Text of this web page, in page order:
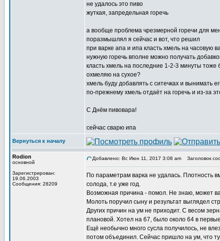
не удалось это пиво
жуткая, запредельная горечь
а вообще проблема чрезмерной горечи для
поразмышлял я сейчас и вот, что решил
при варке апа и ипа класть хмель на часовую
нужную горечь вполне можно получать
класть хмель на последние 1-2-3 минуты тоже
охмеляю на сухое?
хмель буду добавлять с ситечках и вынимать
по-прежнему хмель отдаёт на горечь и из-за
С Днём пивовара!
сейчас сварю ипа
Вернуться к началу
Rodion
основной
Зарегистрирован:
19.06.2003
Сообщения: 28209
Добавлено: Вс Июн 11, 2017 3:08 am Заголовок
По параметрам варка не удалась. Плотность
солода, т.е уже год.
Возможная причина - помол. Не знаю, может
Молоть поручил сыну и результат выглядел
Других причин на ум не приходит. С весом
плановой. Хотел на 67, было около 64 в
Ещё необычно много сусла получилось, не
потом объединил. Сейчас пришло на ум, что